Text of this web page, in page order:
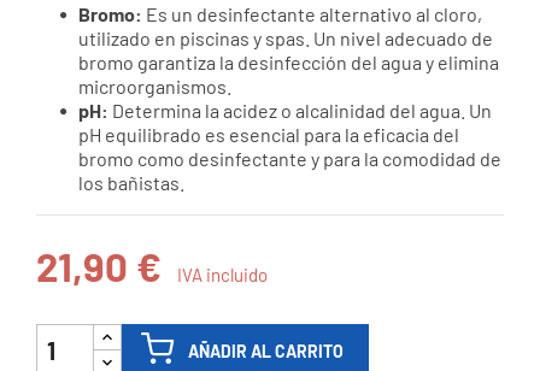
Bromo: Es un desinfectante alternativo al cloro,
utilizado en piscinas y spas. Un nivel adecuado de
bromo garantiza la desinfección del agua y elimina
microorganismos.
pH: Determina la acidez o alcalinidad del agua. Un
pH equilibrado es esencial para la eficacia del
bromo como desinfectante y para la comodidad de
los bañistas.
21,90 € IVA incluido
AÑADIR AL CARRITO